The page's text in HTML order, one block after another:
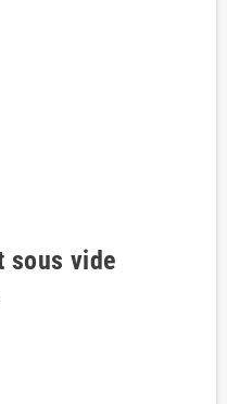
sous vide